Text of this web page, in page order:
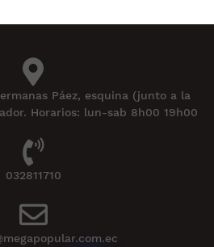
Páez, esquina (junto a la
Horarios: lun-sab 8h00 19h00
032811710